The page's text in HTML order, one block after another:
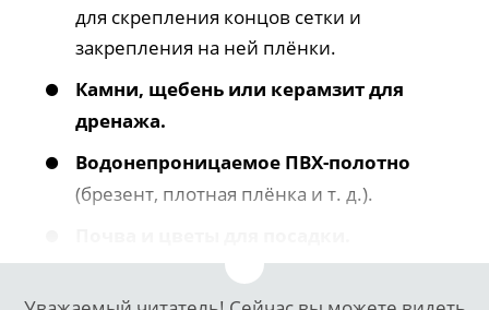
для скрепления концов сетки и
закрепления на ней плёнки.
Камни, щебень или керамзит для
дренажа.
Водонепроницаемое ПВХ-полотно
(брезент, плотная плёнка и т. д.).